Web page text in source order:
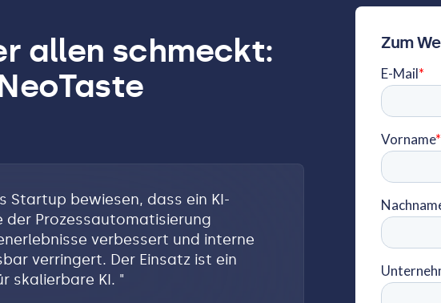
allen schmeckt:
Startup bewiesen, dass ein KI-
der Prozessautomatisierung
verbessert und interne
verringert. Der Einsatz ist ein
skalierbare KI. "
Zum